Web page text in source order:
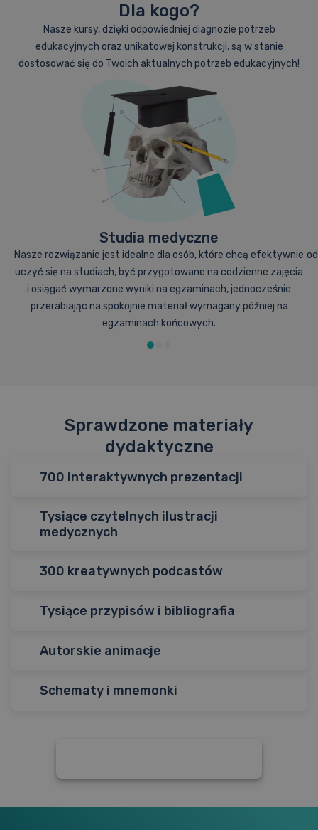
Dla kogo?
Nasze kursy, dzięki odpowiedniej diagnozie potrzeb
edukacyjnych oraz unikatowej konstrukcji, są w stanie
dostosować się do Twoich aktualnych potrzeb edukacyjnych!
Studia medyczne
Nasze rozwiązanie jest idealne dla osób, które chcą efektywnie
uczyć się na studiach, być przygotowane na codzienne zajęcia
i osiągać wymarzone wyniki na egzaminach, jednocześnie
przerabiając na spokojnie materiał wymagany później na
egzaminach końcowych.
Sprawdzone materiały
dydaktyczne
700 interaktywnych prezentacji
50 tysięcy merytorycznych slajdów, 12 tysięcy pytań
zamkniętych, 12 tysięcy pytań otwartych, ponad 100
Tysiące czytelnych ilustracji
medycznych
Liczne i atrakcyjne ilustracje medyczne ułatwiają
zagadnień nigdy nie było tak łatwe!
300 kreatywnych podcastów
Nagrania audio stanowią część systemu skojarzeniowo-
dzięki czemu rozbudza wyobraźnię i stymuluje mózg do
Tysiące przypisów i bibliografia
Dzięki systemowi interaktywnych przypisów, w każdej
powtórzyć jego podstawy. Ty decydujesz, ile informacji
dodatkowych chcesz poznać i zawsze znasz ich źródło!
Autorskie animacje
Filmy i animacje medyczne ukazują dynamicznie to, co
Schematy i mnemonki
tworzyć spusty pamięci, dzięki którym łatwo odtworzysz